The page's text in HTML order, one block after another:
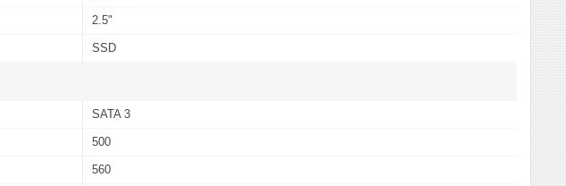
2.5"
SSD
SATA 3
500
560